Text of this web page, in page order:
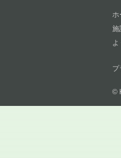
ホ
施
よ
プ
©